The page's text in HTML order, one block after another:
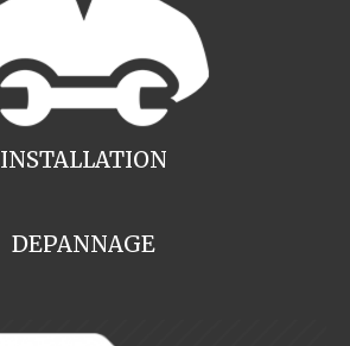
INSTALLATION
DEPANNAGE